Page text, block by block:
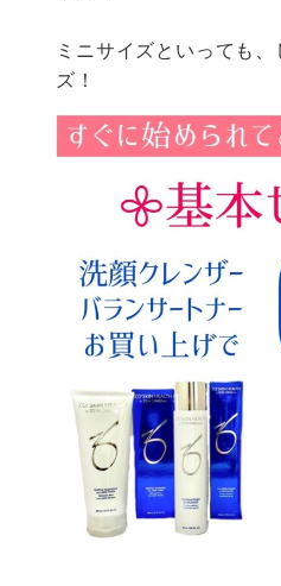
ミニサイズといっても
ズ！